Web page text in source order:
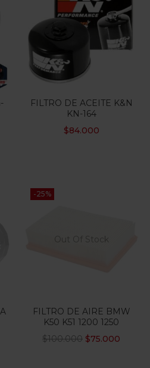
FILTRO DE ACEITE K&N
KN-164
$84.000
-25%
Out Of Stock
FILTRO DE AIRE BMW
K50 K51 1200 1250
$100.000 $75.000